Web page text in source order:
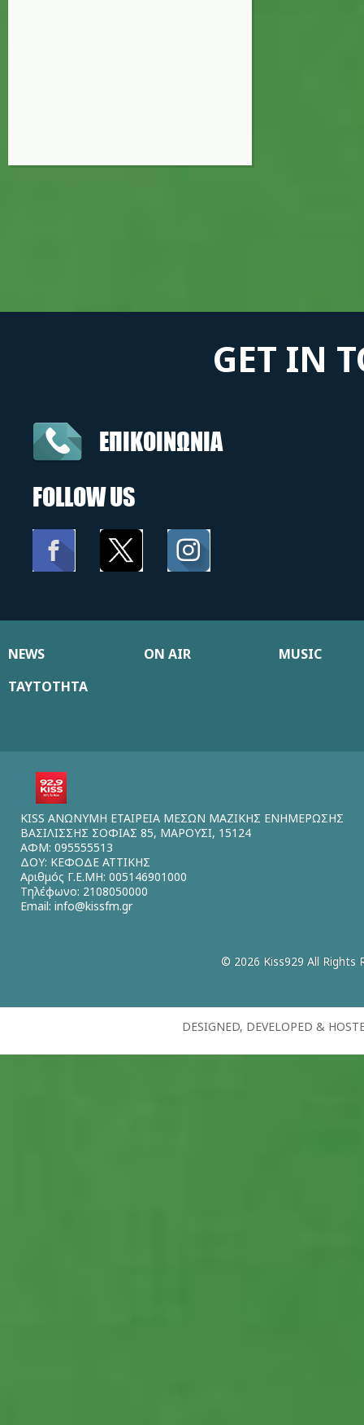
GET IN
ΕΠΙΚΟΙΝΩΝΙΑ
FOLLOW US
NEWS ON AIR
MUSIC
ΤΑΥΤΟΤΗΤΑ
KISS ΑΝΩΝΥΜΗ ΕΤΑΙΡΕΙΑ ΜΕΣΩΝ ΜΑΖΙΚΗΣ ΕΝΗΜΕΡΩΣΗΣ
ΒΑΣΙΛΙΣΣΗΣ ΣΟΦΙΑΣ 85, ΜΑΡΟΥΣΙ, 15124
ΑΦΜ: 095555513
ΔΟΥ: ΚΕΦΟΔΕ ΑΤΤΙΚΗΣ
Αριθμός Γ.Ε.ΜΗ: 005146901000
Τηλέφωνο: 2108050000
Email: info@kissfm.gr
© 2026 Kiss929 All Rights
DESIGNED, DEVELOPED &